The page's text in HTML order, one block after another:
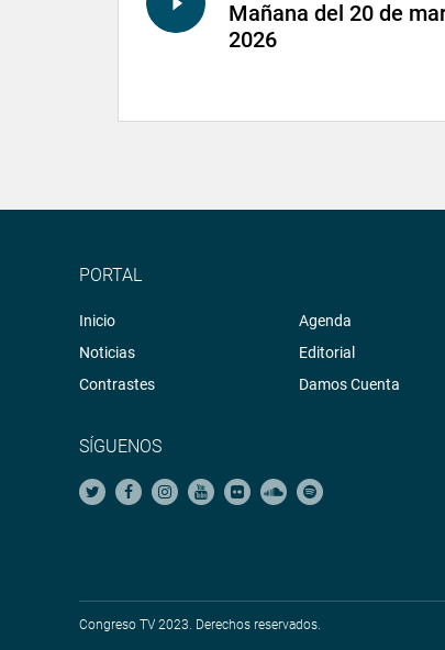
Mañana del 20 de
2026
PORTAL
Inicio
Noticias
Contrastes
Agenda
Editorial
Damos Cuenta
SÍGUENOS
Congreso TV 2023. Derechos reservados.